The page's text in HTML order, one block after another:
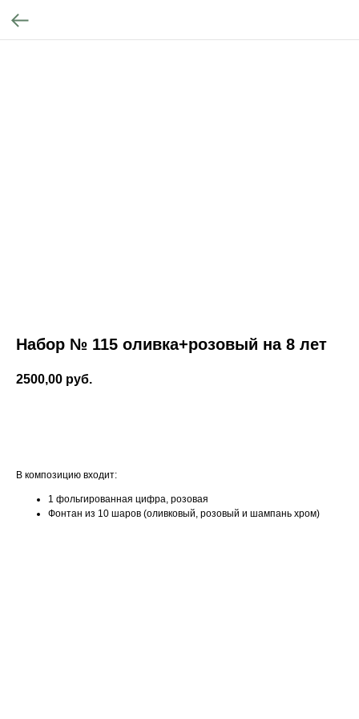
Набор № 115 оливка+розовый на 8 лет
2500,00 руб.
В композицию входит:
1 фольгированная цифра, розовая
Фонтан из 10 шаров (оливковый, розовый и шампань хром)